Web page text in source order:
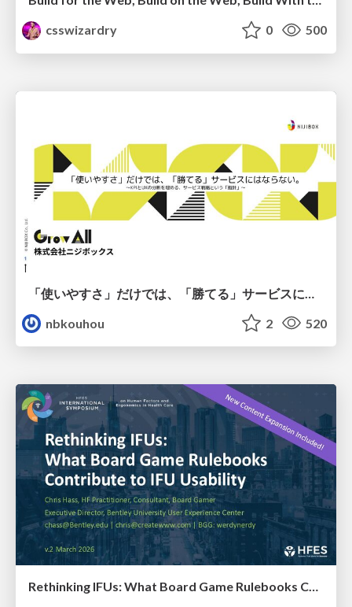
csswizardry
0 500
nbkouhou
2 520
Rethinking IFUs: What Board Game Rulebooks Contribute to IFU Usability